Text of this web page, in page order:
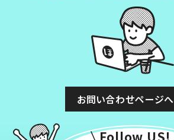
お問い合わせページへ
Follow US!